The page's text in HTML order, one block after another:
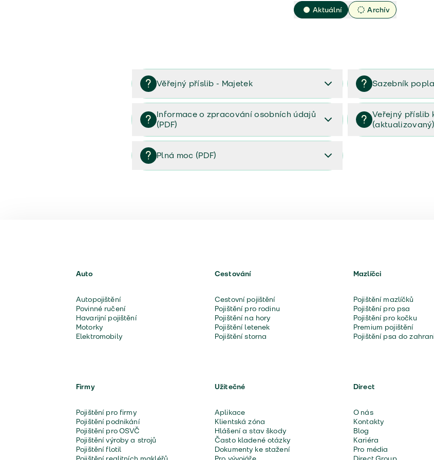
Aktuální Archív
Věřejný příslib - Majetek
Věřejný příslib majetek 2023
Sazebník
Sazebník poplatků a
Informace o zpracování osobních údajů
(PDF)
Informace o zpracování osobních údajů (PDF)
Veřejný příslib
(aktualizovaný)
Plná moc (PDF)
Auto
Autopojištění
Povinné ručení
Havarijní pojištění
Motorky
Elektromobily
Cestování
Cestovní pojištění
Pojištění pro rodinu
Pojištění na hory
Pojištění letenek
Pojištění storna
Mazlíčci
Pojištění mazlíčků
Pojištění pro psa
Pojištění pro kočku
Premium pojištění
Pojištění psa do
Firmy
Pojištění pro firmy
Pojištění podnikání
Pojištění pro OSVČ
Pojištění výroby a strojů
Pojištění flotil
Užitečné
Aplikace
Klientská zóna
Hlášení a stav škody
Často kladené otázky
Dokumenty ke stažení
Direct
O nás
Kontakty
Blog
Kariéra
Pro média